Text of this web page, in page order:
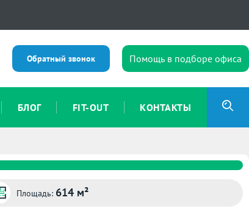
Обратный звонок Помощь в подборе офиса
БЛОГ FIT-OUT КОНТАКТЫ
Площадь: 614 м²